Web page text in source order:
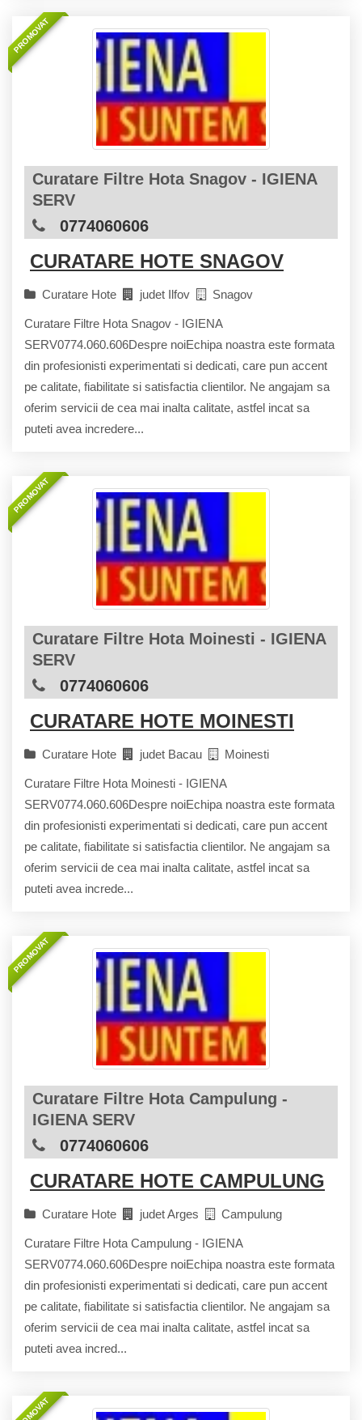
PROMOVAT
Curatare Filtre Hota Snagov - IGIENA
SERV
0774060606
CURATARE HOTE SNAGOV
Curatare Hote judet Ilfov Snagov
Curatare Filtre Hota Snagov - IGIENA
SERV0774.060.606Despre noiEchipa noastra este formata
din profesionisti experimentati si dedicati, care pun accent
pe calitate, fiabilitate si satisfactia clientilor. Ne angajam sa
oferim servicii de cea mai inalta calitate, astfel incat sa
puteti avea incredere...
PROMOVAT
Curatare Filtre Hota Moinesti - IGIENA
SERV
0774060606
CURATARE HOTE MOINESTI
Curatare Hote judet Bacau Moinesti
Curatare Filtre Hota Moinesti - IGIENA
SERV0774.060.606Despre noiEchipa noastra este formata
din profesionisti experimentati si dedicati, care pun accent
pe calitate, fiabilitate si satisfactia clientilor. Ne angajam sa
oferim servicii de cea mai inalta calitate, astfel incat sa
puteti avea increde...
PROMOVAT
Curatare Filtre Hota Campulung -
IGIENA SERV
0774060606
CURATARE HOTE CAMPULUNG
Curatare Hote judet Arges Campulung
Curatare Filtre Hota Campulung - IGIENA
SERV0774.060.606Despre noiEchipa noastra este formata
din profesionisti experimentati si dedicati, care pun accent
pe calitate, fiabilitate si satisfactia clientilor. Ne angajam sa
oferim servicii de cea mai inalta calitate, astfel incat sa
puteti avea incred...